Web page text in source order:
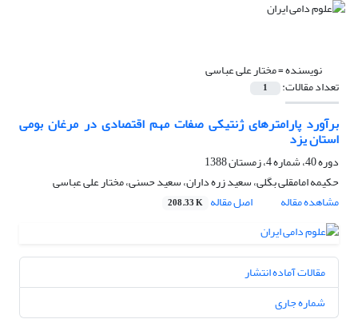
نویسنده =مختار علی عباسی
تعداد مقالات: 1
برآورد پارامترهای ژنتیکی صفات مهم اقتصادی در مرغان بومی
استان یزد
دوره 40، شماره 4، زمستان 1388
حکیمه امامقلی بگلی، سعید زره داران، سعید حسنی، مختار علی عباسی
مشاهده مقاله
اصل مقاله 208.33 K
مقالات آماده انتشار
شماره جاری